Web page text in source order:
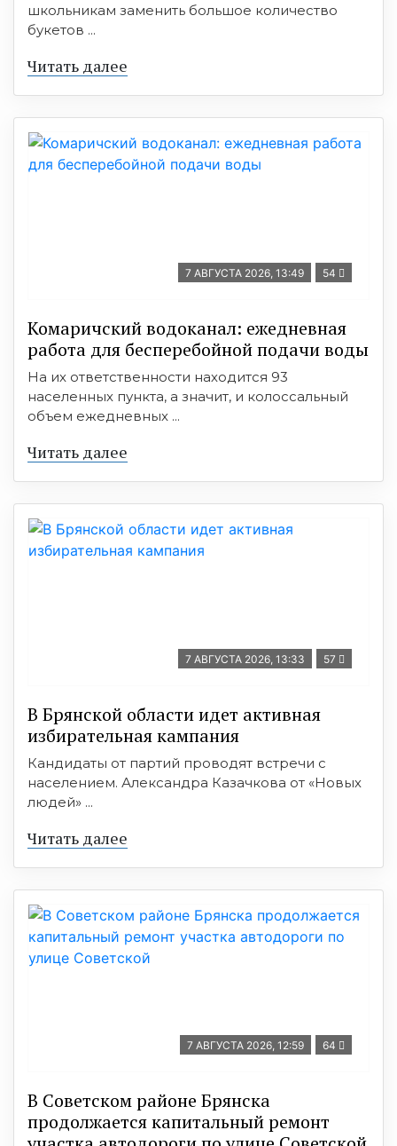
школьникам заменить большое количество
букетов ...
Читать далее
7 АВГУСТА 2026, 13:49 54
Комаричский водоканал: ежедневная
работа для бесперебойной подачи воды
На их ответственности находится 93
населенных пункта, а значит, и колоссальный
объем ежедневных ...
Читать далее
7 АВГУСТА 2026, 13:33 57
В Брянской области идет активная
избирательная кампания
Кандидаты от партий проводят встречи с
населением. Александра Казачкова от «Новых
людей» ...
Читать далее
7 АВГУСТА 2026, 12:59 64
В Советском районе Брянска
продолжается капитальный ремонт